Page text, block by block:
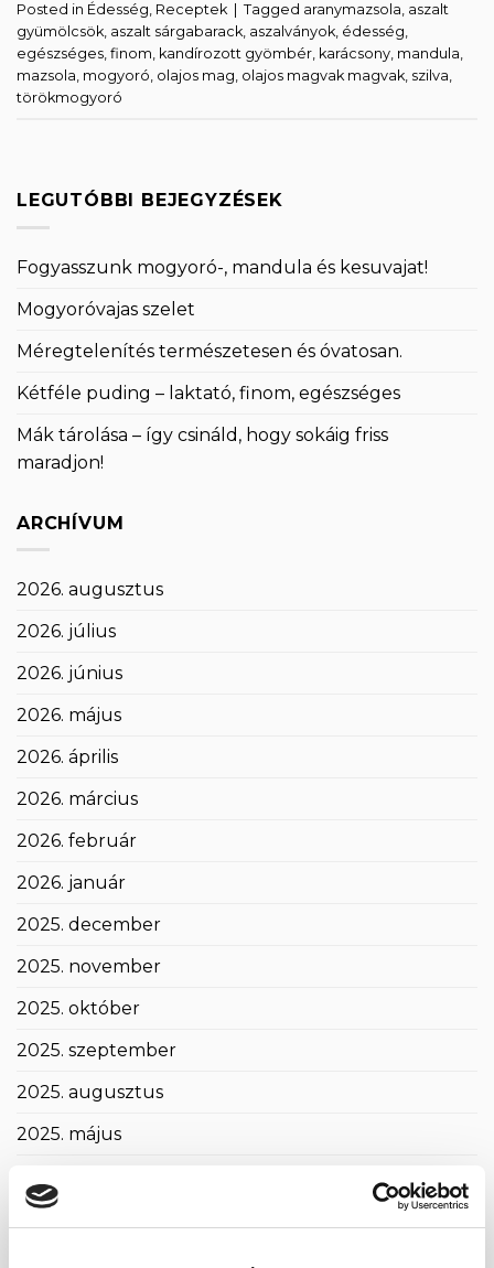
Posted in Édesség, Receptek Tagged aranymazsola, aszalt
gyümölcsök, aszalt sárgabarack, aszalványok, édesség,
egészséges, finom, kandírozott gyömbér, karácsony, mandula,
mazsola, mogyoró, olajos mag, olajos magvak magvak, szilva,
törökmogyoró
LEGUTÓBBI BEJEGYZÉSEK
Fogyasszunk mogyoró-, mandula és kesuvajat!
Mogyoróvajas szelet
Méregtelenítés természetesen és óvatosan.
Kétféle puding – laktató, finom, egészséges
Mák tárolása – így csináld, hogy sokáig friss
maradjon!
ARCHÍVUM
2026. augusztus
2026. július
2026. június
2026. május
2026. április
2026. március
2026. február
2026. január
2025. december
2025. november
2025. október
2025. szeptember
2025. augusztus
2025. május